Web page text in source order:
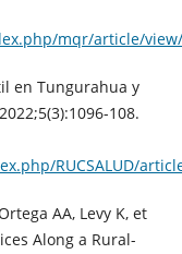
mqr/article/
en Tungurahua y
108.
RUCSALUD/
AA, Levy K, et
Along a Rural-